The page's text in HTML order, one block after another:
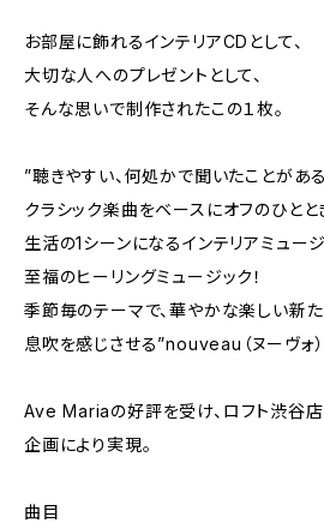
お部屋に飾れるインテリアCDとして、
大切な人へのプレゼントとして、
そんな思いで制作されたこの１枚。
”聴きやすい、何処かで聞いたことがあ
クラシック楽曲をベースにオフのひとと
生活の1シーンになるインテリアミュージ
至福のヒーリングミュージック！
季節毎のテーマで、華やかな楽しい新
息吹を感じさせる”nouveau（ヌーヴォ）”
Ave Mariaの好評を受け、ロフト渋谷店
企画により実現。
曲目